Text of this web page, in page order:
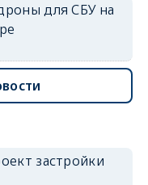
для СБУ на
застройки